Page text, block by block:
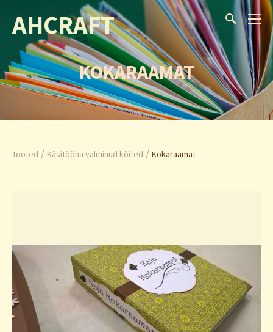
AHCRAFT
KOKARAAMAT
Tooted / Käsitööna valminud köited / Kokaraamat